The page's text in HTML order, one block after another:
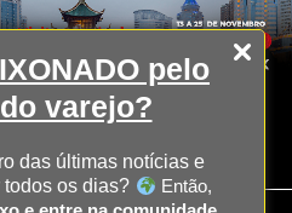
pelo
varejo?
das últimas notícias e
os dias?
Então,